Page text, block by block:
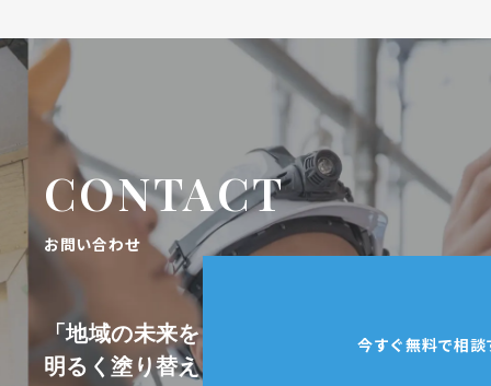
CONTACT
お問い合わせ
「地域の未来を
明るく塗り替え
今すぐ無料で相談